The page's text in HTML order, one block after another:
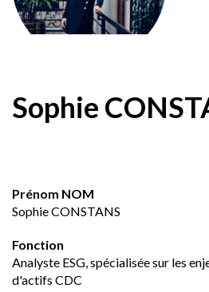
Sophie
Prénom NOM
Sophie CONSTANS
Fonction
Analyste ESG, spécialisée sur les
d'actifs CDC